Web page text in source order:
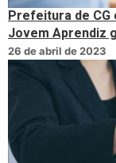
Prefeitura de
Jovem Aprendiz
26 de abril de 2023